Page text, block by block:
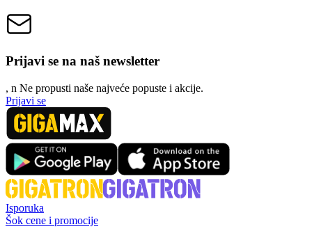
Prijavi se na naš newsletter
, n Ne propusti naše najveće popuste i akcije.
Prijavi se
Isporuka
Šok cene i promocije